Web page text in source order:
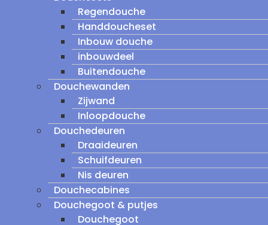
Regendouche
Handdoucheset
Inbouw douche
inbouwdeel
Buitendouche
Douchewanden
Zijwand
Inloopdouche
Douchedeuren
Draaideuren
Schuifdeuren
Nis deuren
Douchecabines
Douchegoot & putjes
Douchegoot